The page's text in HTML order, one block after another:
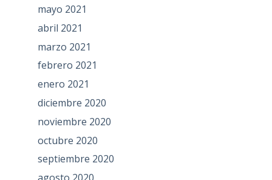
mayo 2021
abril 2021
marzo 2021
febrero 2021
enero 2021
diciembre 2020
noviembre 2020
octubre 2020
septiembre 2020